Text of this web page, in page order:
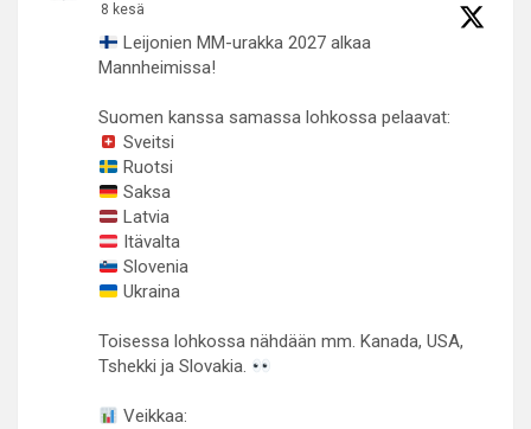
8 kesä
Leijonien MM-urakka 2027 alkaa
Mannheimissa!
Suomen kanssa samassa lohkossa pelaavat:
Sveitsi
Ruotsi
Saksa
Latvia
Itävalta
Slovenia
Ukraina
Toisessa lohkossa nähdään mm. Kanada, USA,
Tshekki ja Slovakia.
Veikkaa: